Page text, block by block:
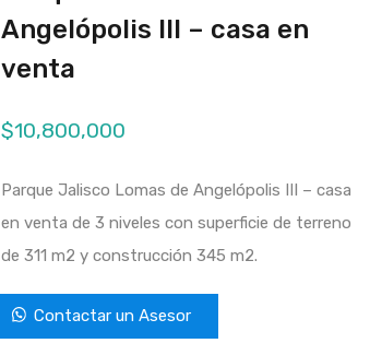
Angelópolis III – casa en
venta
$10,800,000
Parque Jalisco Lomas de Angelópolis III – casa
en venta de 3 niveles con superficie de terreno
de 311 m2 y construcción 345 m2.
Contactar un Asesor